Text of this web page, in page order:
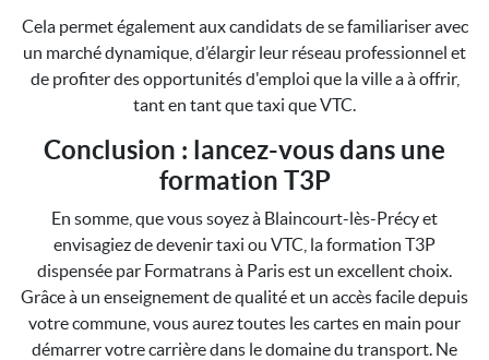
Cela permet également aux candidats de se familiariser avec
un marché dynamique, d’élargir leur réseau professionnel et
de profiter des opportunités d'emploi que la ville a à offrir,
tant en tant que taxi que VTC.
Conclusion : lancez-vous dans une
formation T3P
En somme, que vous soyez à Blaincourt-lès-Précy et
envisagiez de devenir taxi ou VTC, la formation T3P
dispensée par Formatrans à Paris est un excellent choix.
Grâce à un enseignement de qualité et un accès facile depuis
votre commune, vous aurez toutes les cartes en main pour
démarrer votre carrière dans le domaine du transport. Ne